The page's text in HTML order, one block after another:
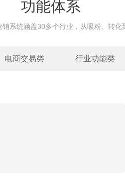
功能体系
系统涵盖30多个行业，从吸粉、转化
电商交易类 行业功能类